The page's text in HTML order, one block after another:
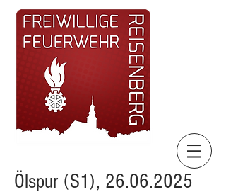
Ölspur (S1), 26.06.2025